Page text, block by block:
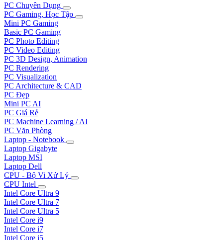
PC Chuyên Dụng
PC Gaming, Học Tập
Mini PC Gaming
Basic PC Gaming
PC Photo Editing
PC Video Editing
PC 3D Design, Animation
PC Rendering
PC Visualization
PC Architecture & CAD
PC Đẹp
Mini PC AI
PC Giá Rẻ
PC Machine Learning / AI
PC Văn Phòng
Laptop - Notebook
Laptop Gigabyte
Laptop MSI
Laptop Dell
CPU - Bộ Vi Xử Lý
CPU Intel
Intel Core Ultra 9
Intel Core Ultra 7
Intel Core Ultra 5
Intel Core i9
Intel Core i7
Intel Core i5